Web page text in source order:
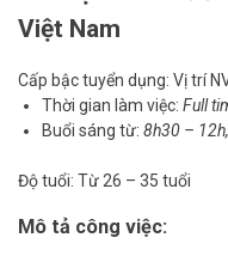
Việt Nam
Cấp bậc tuyển dụng: Vị trí
Thời gian làm việc: Full
Buổi sáng từ: 8h30 –
Độ tuổi: Từ 26 – 35 tuổi
Mô tả công việc: